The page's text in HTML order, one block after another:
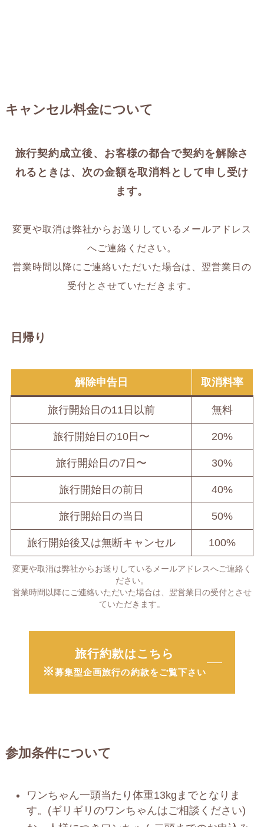
キャンセル料金について
旅行契約成立後、お客様の都合で契約を解除さ
れるときは、次の金額を取消料として申し受け
ます。
変更や取消は弊社からお送りしているメールアドレス
へご連絡ください。
営業時間以降にご連絡いただいた場合は、翌営業日の
受付とさせていただきます。
日帰り
解除申告日 取消料率
旅行開始日の11日以前 無料
旅行開始日の10日〜 20%
旅行開始日の7日〜 30%
旅行開始日の前日 40%
旅行開始日の当日 50%
旅行開始後又は無断キャンセル 100%
変更や取消は弊社からお送りしているメールアドレスへご連絡く
ださい。
営業時間以降にご連絡いただいた場合は、翌営業日の受付とさせ
ていただきます。
旅行約款はこちら
※募集型企画旅行の約款をご覧下さい
参加条件について
ワンちゃん一頭当たり体重13kgまでとなりま
す。(ギリギリのワンちゃんはご相談ください)